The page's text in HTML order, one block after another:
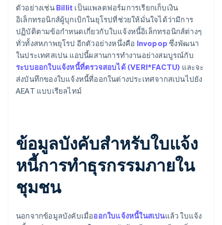
ตัวอย่างเช่น Billit เป็นแพลตฟอร์มการเรียกเก็บเงิน
อิเล็กทรอนิกส์ผู้บุกเบิกในยุโรปที่ช่วยให้มั่นใจได้ว่ามีการ
ปฏิบัติตามข้อกำหนดเกี่ยวกับใบแจ้งหนี้อิเล็กทรอนิกส์ต่างๆ
ทั่วทั้งสหภาพยุโรป อีกตัวอย่างหนึ่งคือ Invopop ซึ่งพัฒนา
ในประเทศสเปน แอปนี้ผสานการทำงานอย่างสมบูรณ์กับ
ระบบออกใบแจ้งหนี้ที่ตรวจสอบได้ (VERI*FACTU) และจะ
ส่งบันทึกของใบแจ้งหนี้ที่ออกในต่างประเทศจากสเปนไปยัง
AEAT แบบเรียลไทม์
ข้อมูลบังคับสำหรับใบแจ้ง
หนี้การทำธุรกรรมภายใน
ชุมชน
นอกจากข้อมูลบังคับเมื่อออกใบแจ้งหนี้ในสเปนแล้ว ใบแจ้ง